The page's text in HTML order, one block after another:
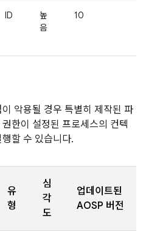
ID
높
음
10
악용될 경우 특별히 제작된 파
한이 설정된 프로세스의 컨텍
할 수 있습니다.
유
형
심
각
도
업데이트된
AOSP 버전